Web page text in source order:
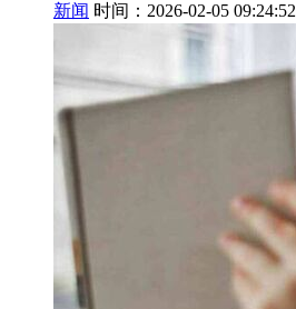
新闻 时间：2026-02-05 09:24:52